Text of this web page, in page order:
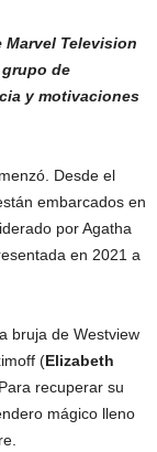
Marvel Television
de
y motivaciones
Desde el
embarcados en
por Agatha
en 2021 a
la bruja de Westview
(Elizabeth
recuperar su
mágico lleno